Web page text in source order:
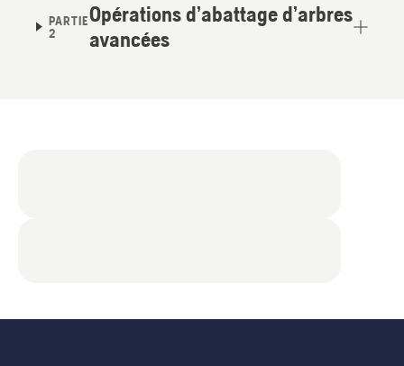
PARTIE
2
Opérations d’abattage d’arbres
avancées